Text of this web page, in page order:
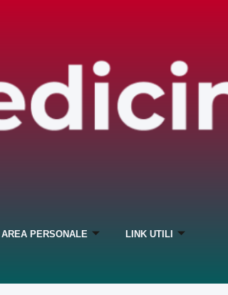
AREA PERSONALE LINK UTILI